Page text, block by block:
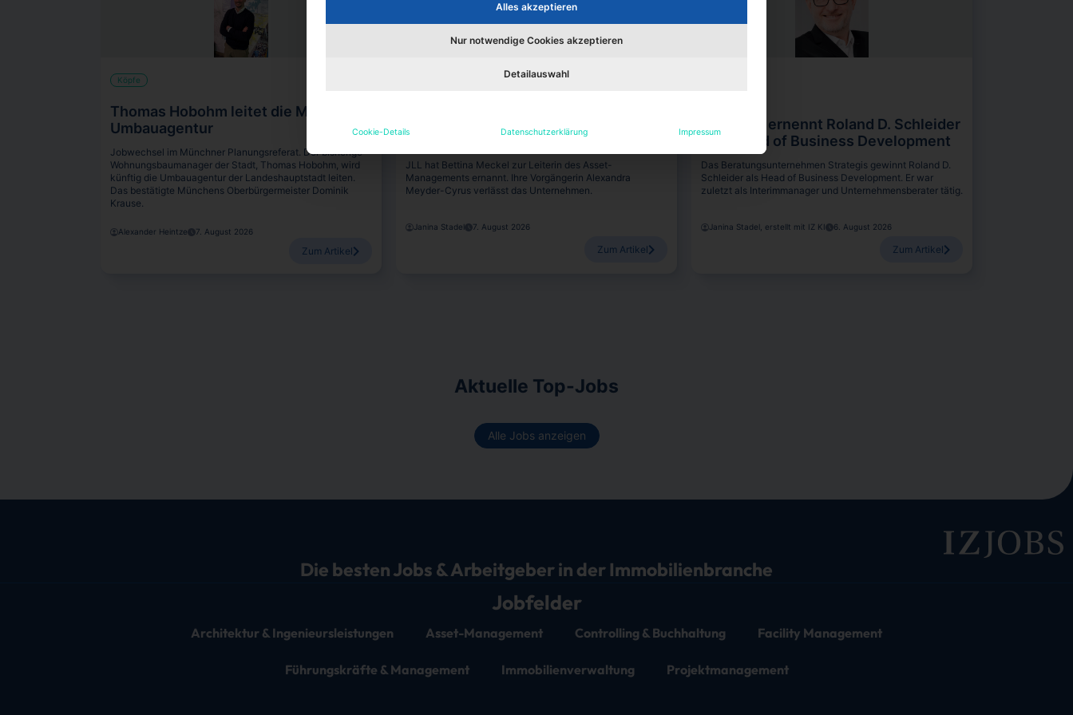
Köpfe
Thomas Hobohm leitet die Münchner
Umbauagentur
Jobwechsel im Münchner Planungsreferat. Der bisherige
Wohnungsbaumanager der Stadt, Thomas Hobohm, wird
künftig die Umbauagentur der Landeshauptstadt leiten.
Das bestätigte Münchens Oberbürgermeister Dominik
Krause.
Alexander Heintze 7. August 2026
Zum Artikel
JLL hat Bettina Meckel zur Leiterin des Asset-
Managements ernannt. Ihre Vorgängerin Alexandra
Meyder-Cyrus verlässt das Unternehmen.
Janina Stadel 7. August 2026
Zum Artikel
Strategis ernennt Roland D. Schleider
zum Head of Business Development
Das Beratungsunternehmen Strategis gewinnt Roland D.
Schleider als Head of Business Development. Er war
zuletzt als Interimmanager und Unternehmensberater tätig.
Janina Stadel, erstellt mit IZ KI 6. August 2026
Zum Artikel
Aktuelle Top-Jobs
Alle Jobs anzeigen
Die besten Jobs & Arbeitgeber in der Immobilienbranche
Jobfelder
Architektur & Ingenieursleistungen Asset-Management Controlling & Buchhaltung Facility Management
Führungskräfte & Management Immobilienverwaltung Projektmanagement
Alles akzeptieren
Nur notwendige Cookies akzeptieren
Detailauswahl
Cookie-Details Datenschutzerklärung Impressum